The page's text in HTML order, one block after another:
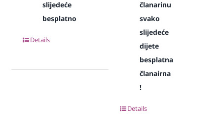
slijedeće
besplatno
Details
članarinu
svako
slijedeće
dijete
besplatna
članairna
!
Details